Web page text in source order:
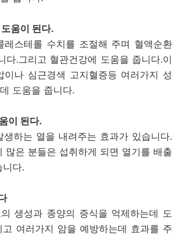
움이 된다.
레스테롤 수치를 조절해 주며 혈액순환
다.그리고 혈관건강에 도움을 줍니다.이
이나 심근경색 고지혈증등 여러가지 성
도움을 줍니다.
이 된다.
생하는 열을 내려주는 효과가 있습니다.
많은 분들은 섭취하게 되면 열기를 배출
다.
생성과 종양의 증식을 억제하는데 도
고 여러가지 암을 예방하는데 효과를 주